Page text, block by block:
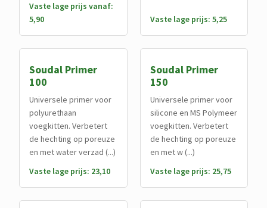
Vaste lage prijs vanaf:
5,90
Vaste lage prijs: 5,25
Soudal Primer
100
Universele primer voor
polyurethaan
voegkitten. Verbetert
de hechting op poreuze
en met water verzad (...)
Vaste lage prijs: 23,10
Soudal Primer
150
Universele primer voor
silicone en MS Polymeer
voegkitten. Verbetert
de hechting op poreuze
en met w (...)
Vaste lage prijs: 25,75